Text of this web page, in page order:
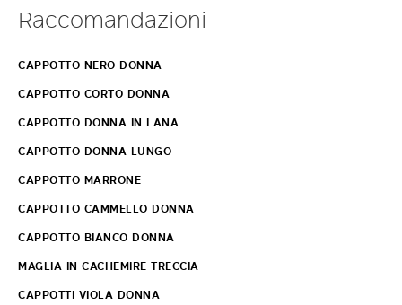
Raccomandazioni
CAPPOTTO NERO DONNA
CAPPOTTO CORTO DONNA
CAPPOTTO DONNA IN LANA
CAPPOTTO DONNA LUNGO
CAPPOTTO MARRONE
CAPPOTTO CAMMELLO DONNA
CAPPOTTO BIANCO DONNA
MAGLIA IN CACHEMIRE TRECCIA
CAPPOTTI VIOLA DONNA